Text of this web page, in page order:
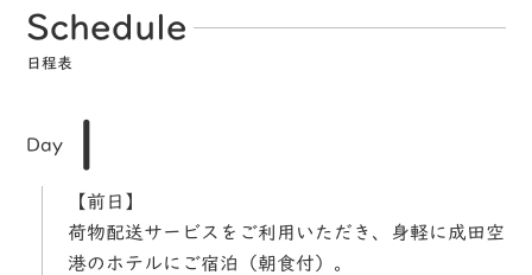
Schedule
日程表
Day 1
【前日】
荷物配送サービスをご利用いただき、身軽に成田空
港のホテルにご宿泊（朝食付）。